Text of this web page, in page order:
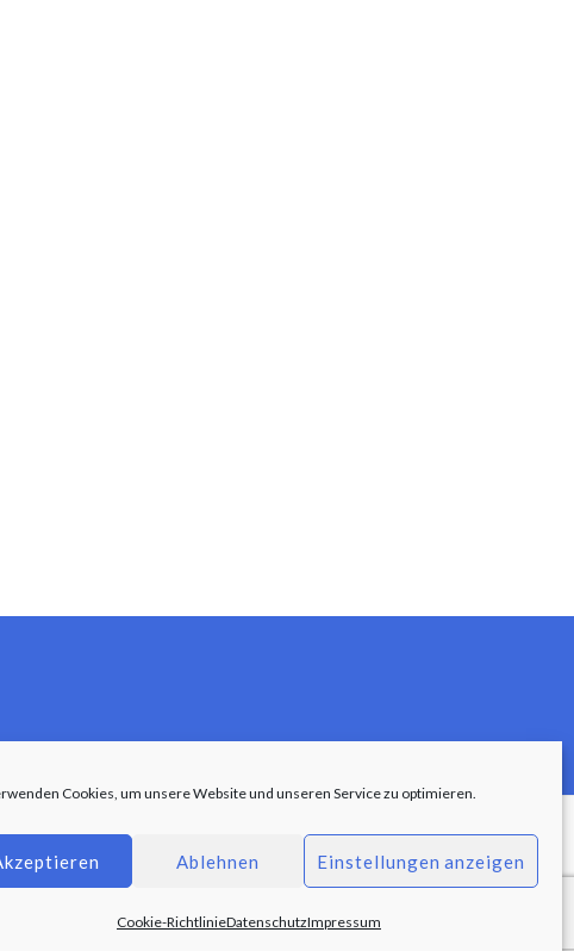
Cookies, um unsere Website und unseren Service zu optimieren.
Ablehnen Einstellungen anzeigen
Cookie-RichtlinieDatenschutzImpressum